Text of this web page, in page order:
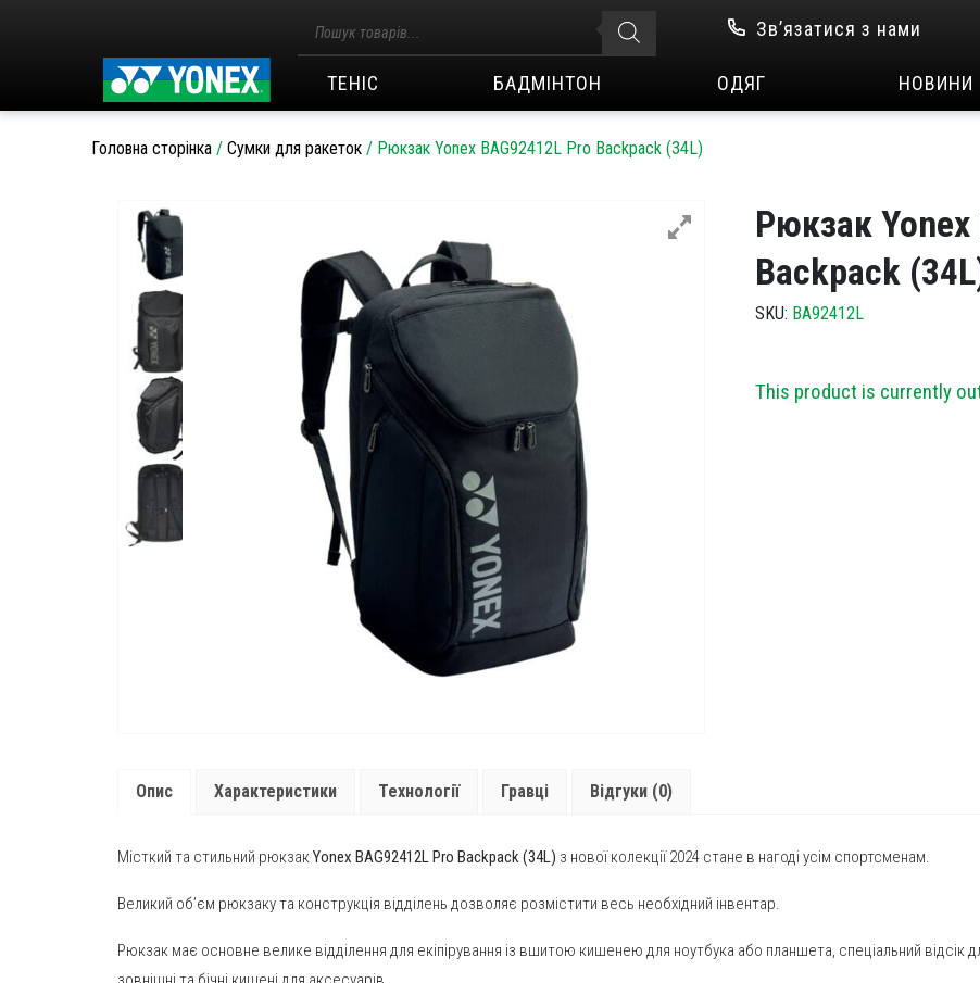
товарів
Зв’язатися з нами
ТЕНІС БАДМІНТОН ОДЯГ НОВИНИ
Головна сторінка / Сумки для ракеток / Рюкзак Yonex BAG92412L Pro Backpack (34L)
Рюкзак Yonex
Backpack
SKU: BA92412L
This product is currently
Опис Характеристики Технології Гравці Відгуки (0)
Місткий та стильний рюкзакYonex BAG92412L Pro Backpack (34L) з нової колекції 2024 стане в нагоді усім спортсменам.
Великий об’єм рюкзаку та конструкція відділень дозволяє розмістити весь необхідний інвентар.
Рюкзак має основне велике відділення для екіпірування із вшитою кишенею для ноутбука або планшета, спеціальний відсік